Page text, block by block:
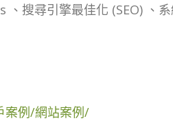
搜尋引擎最佳化 (SEO) 、
例/網站案例/